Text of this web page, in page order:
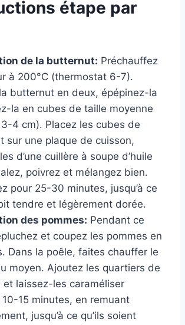
étape par
de la butternut: Préchauffez
à 200°C (thermostat 6-7).
butternut en deux, épépinez-la
la en cubes de taille moyenne
4 cm). Placez les cubes de
sur une plaque de cuisson,
d’une cuillère à soupe d’huile
poivrez et mélangez bien.
pour 25-30 minutes, jusqu’à ce
tendre et légèrement dorée.
des pommes: Pendant ce
et coupez les pommes en
Dans la poêle, faites chauffer le
moyen. Ajoutez les quartiers de
et laissez-les caraméliser
15 minutes, en remuant
jusqu’à ce qu’ils soient